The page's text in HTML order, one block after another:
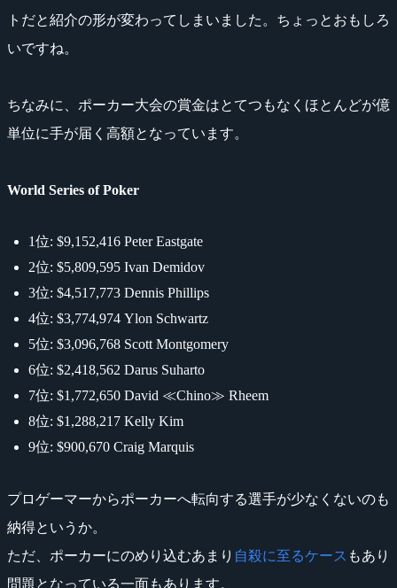
トだと紹介の形が変わってしまいました。ちょっとおもしろ
いですね。
ちなみに、ポーカー大会の賞金はとてつもなくほとんどが億
単位に手が届く高額となっています。
World Series of Poker
1位: $9,152,416 Peter Eastgate
2位: $5,809,595 Ivan Demidov
3位: $4,517,773 Dennis Phillips
4位: $3,774,974 Ylon Schwartz
5位: $3,096,768 Scott Montgomery
6位: $2,418,562 Darus Suharto
7位: $1,772,650 David ≪Chino≫ Rheem
8位: $1,288,217 Kelly Kim
9位: $900,670 Craig Marquis
プロゲーマーからポーカーへ転向する選手が少なくないのも
納得というか。
ただ、ポーカーにのめり込むあまり 自殺に至るケース もあり
問題となっている一面もあります。